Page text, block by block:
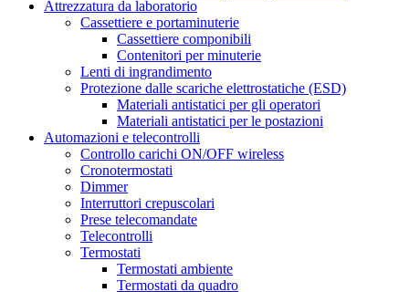
Attrezzatura da laboratorio
Cassettiere e portaminuterie
Cassettiere componibili
Contenitori per minuterie
Lenti di ingrandimento
Protezione dalle scariche elettrostatiche (ESD)
Materiali antistatici per gli operatori
Materiali antistatici per le postazioni
Automazioni e telecontrolli
Controllo carichi ON/OFF wireless
Cronotermostati
Dimmer
Interruttori crepuscolari
Prese telecomandate
Telecontrolli
Termostati
Termostati ambiente
Termostati da quadro